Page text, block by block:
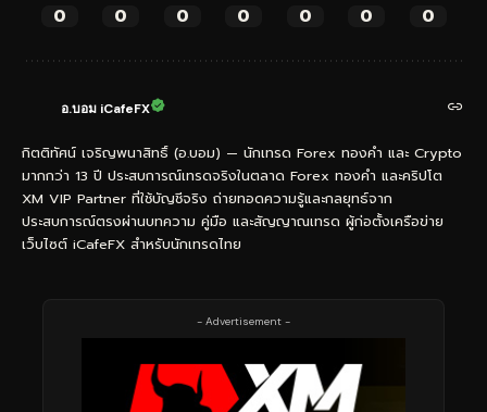
0 0 0 0 0 0 0
อ.บอม iCafeFX
กิตติทัศน์ เจริญพนาสิทธิ์ (อ.บอม) — นักเทรด Forex ทองคำ และ Crypto
มากกว่า 13 ปี ประสบการณ์เทรดจริงในตลาด Forex ทองคำ และคริปโต
XM VIP Partner ที่ใช้บัญชีจริง ถ่ายทอดความรู้และกลยุทธ์จาก
ประสบการณ์ตรงผ่านบทความ คู่มือ และสัญญาณเทรด ผู้ก่อตั้งเครือข่าย
เว็บไซต์ iCafeFX สำหรับนักเทรดไทย
- Advertisement -